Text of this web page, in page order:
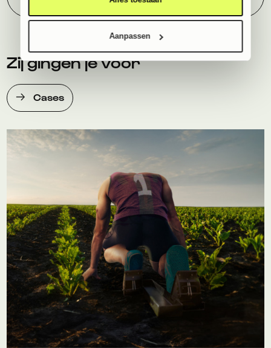
Aanpassen
Zij gingen je voor
Cases